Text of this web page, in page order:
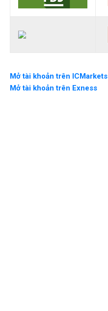
Mở tài khoản trên ICMarkets
Mở tài khoản trên Exness